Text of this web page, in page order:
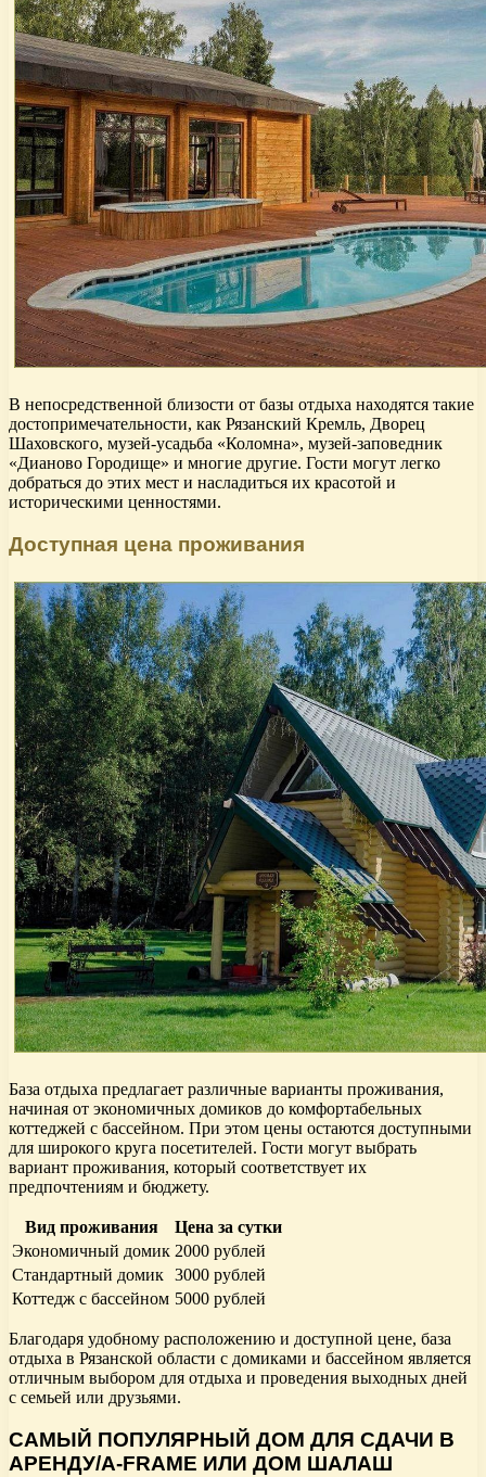
В непосредственной близости от базы отдыха находятся такие
достопримечательности, как Рязанский Кремль, Дворец
Шаховского, музей-усадьба «Коломна», музей-заповедник
«Дианово Городище» и многие другие. Гости могут легко
добраться до этих мест и насладиться их красотой и
историческими ценностями.
Доступная цена проживания
База отдыха предлагает различные варианты проживания,
начиная от экономичных домиков до комфортабельных
коттеджей с бассейном. При этом цены остаются доступными
для широкого круга посетителей. Гости могут выбрать
вариант проживания, который соответствует их
предпочтениям и бюджету.
Вид проживания
Цена за сутки
Экономичный домик 2000 рублей
Стандартный домик 3000 рублей
Коттедж с бассейном 5000 рублей
Благодаря удобному расположению и доступной цене, база
отдыха в Рязанской области с домиками и бассейном является
отличным выбором для отдыха и проведения выходных дней
с семьей или друзьями.
САМЫЙ ПОПУЛЯРНЫЙ ДОМ ДЛЯ СДАЧИ В
АРЕНДУ/A-FRAME ИЛИ ДОМ ШАЛАШ